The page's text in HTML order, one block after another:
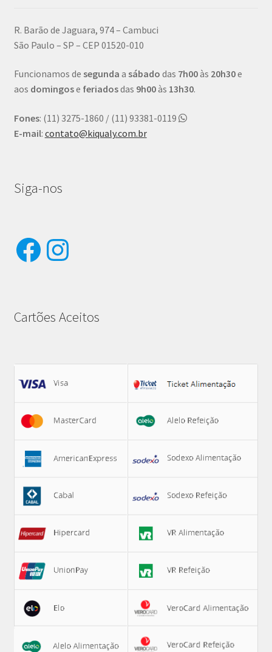
R. Barão de Jaguara, 974 – Cambuci
São Paulo – SP – CEP 01520-010
Funcionamos de segunda a sábado das 7h00às 20h30e
aos domingose feriadosdas 9h00às 13h30.
Fones: (11) 3275-1860 / (11) 93381-0119
E-mail: contato@kiqualy.com.br
Siga-nos
Facebook
Instagram
Cartões Aceitos